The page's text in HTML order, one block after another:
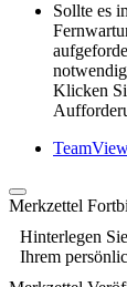
Sollte es
Klicken
Merkzettel
Hinterlegen
Ihrem